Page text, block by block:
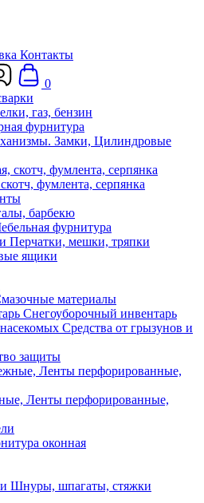
Контакты
0
газ, бензин
фурнитура
Замки, Цилиндровые
фумлента, серпянка
барбекю
фурнитура
Перчатки, мешки, тряпки
ящики
материалы
Снегоуборочный инвентарь
Средства от грызунов и
защиты
Ленты перфорированные,
оконная
Шнуры, шпагаты, стяжки